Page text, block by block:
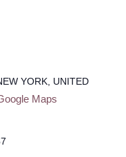
YORK, UNITED
Maps